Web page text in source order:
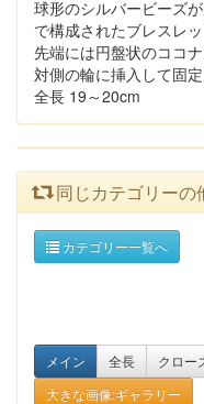
球形のシルバービーズ
で構成されたブレスレッ
先端には円盤状のココ
対側の輪に挿入して固定
全長 19～20cm
同じカテゴリーの
カテゴリー一覧へ
メイン 全長 クロー
大きな画像:ギャラリー